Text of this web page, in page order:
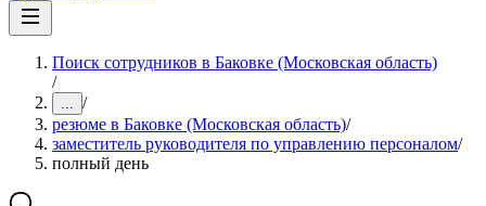
Поиск сотрудников в Баковке (Московская область)
/
... /
резюме в Баковке (Московская область)/
заместитель руководителя по управлению персоналом/
полный день